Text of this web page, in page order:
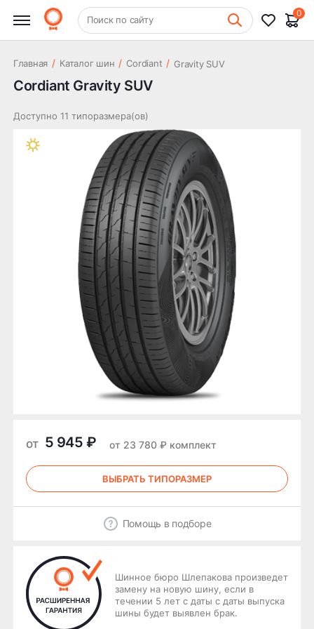
+7 (831) 261-35-35 Шиномонтаж
Поиск по сайту
0
Главная / Каталог шин / Cordiant / Gravity SUV
Cordiant Gravity SUV
Доступно 11 типоразмера(ов)
от 5 945 ₽ от 23 780 ₽ комплект
ВЫБРАТЬ ТИПОРАЗМЕР
Помощь в подборе
Шинное бюро Шлепакова произведет
замену на новую шину, если в
течении 5 лет с даты с даты выпуска
шины будет выявлен брак.